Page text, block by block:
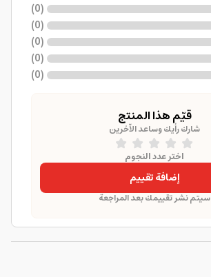
(
0
)
(
0
)
(
0
)
(
0
)
(
0
)
قيّم هذا المنتج
شارك رأيك وساعد الآخرين
اختر عدد النجوم
إضافة تقييم
سيتم نشر تقييمك بعد المراجعة